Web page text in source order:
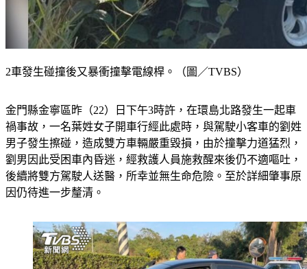
2車發生碰撞後又暴衝撞擊電線桿。（圖／TVBS）
金門縣金寧區昨（22）日下午3時許，在環島北路發生一起車
禍事故，一名葉姓女子開車行經此處時，與駕駛小客車的劉姓
男子發生擦碰，造成雙方車輛嚴重毀損，由於撞擊力道猛烈，
劉男因此受困車內昏迷，經救護人員施救醒來後仍不適嘔吐，
後續將雙方駕駛人送醫，所幸並無生命危險。至於詳細肇事原
因仍待進一步釐清。